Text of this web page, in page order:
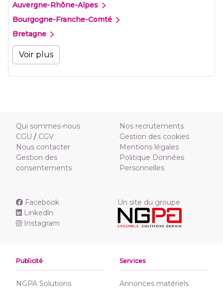
Auvergne-Rhône-Alpes
Bourgogne-Franche-Comté
Bretagne
Voir plus
Qui sommes-nous
CGU / CGV
Nous contacter
Gestion des
consentements
Nos recrutements
Gestion des cookies
Mentions légales
Politique Données
Personnelles
Facebook
Linkedln
Instagram
Un site du groupe
Publicité
NGPA Solutions
Services
Annonces matériels